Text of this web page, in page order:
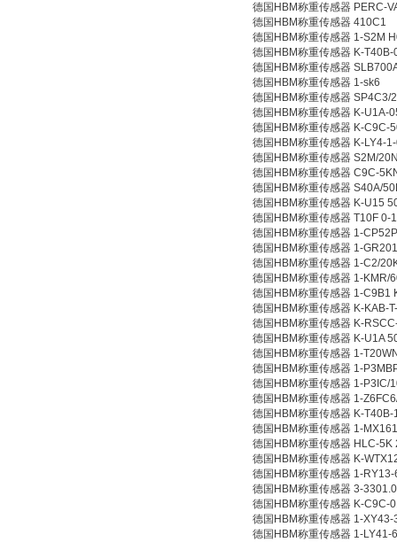
德国HBM称重传感器 PERC-
德国HBM称重传感器 410C1
德国HBM称重传感器 1-S2M
德国HBM称重传感器 K-
德国HBM称重传感器
德国HBM称重传感器 1-sk6
德国HBM称重传感器 SP4C3/
德国HBM称重传感器 K-U1A-
德国HBM称重传感器 K-C9C-
德国HBM称重传感器 K-LY4-
德国HBM称重传感器 S2M/
德国HBM称重传感器 C9C-
德国HBM称重传感器 S40A/
德国HBM称重传感器 K-U15
德国HBM称重传感器 T10F 0-
德国HBM称重传感器 1-
德国HBM称重传感器 1-GR201
德国HBM称重传感器 1-C2/
德国HBM称重传感器 1-KMR/
德国HBM称重传感器 1-C9B1
德国HBM称重传感器 K-KAB-
德国HBM称重传感器 K-
德国HBM称重传感器 K-U1A
德国HBM称重传感器 1-
德国HBM称重传感器 1-
德国HBM称重传感器 1-P3IC/
德国HBM称重传感器 1-
德国HBM称重传感器 K-
德国HBM称重传感器 1-
德国HBM称重传感器 HLC-
德国HBM称重传感器 K-
德国HBM称重传感器 1-
德国HBM称重传感器 3-
德国HBM称重传感器 K-C9C-
德国HBM称重传感器 1-XY43-
德国HBM称重传感器 1-LY41-